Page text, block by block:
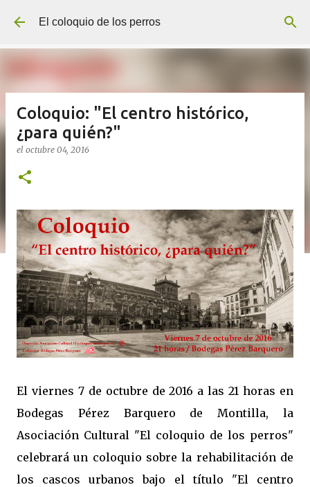
Ir al contenido principal
El coloquio de los perros
Coloquio: "El centro histórico,
¿para quién?"
el octubre 04, 2016
El viernes 7 de octubre de 2016 a las 21 horas en
Bodegas Pérez Barquero de Montilla, la
Asociación Cultural "El coloquio de los perros"
celebrará un coloquio sobre la rehabilitación de
los cascos urbanos bajo el título "El centro